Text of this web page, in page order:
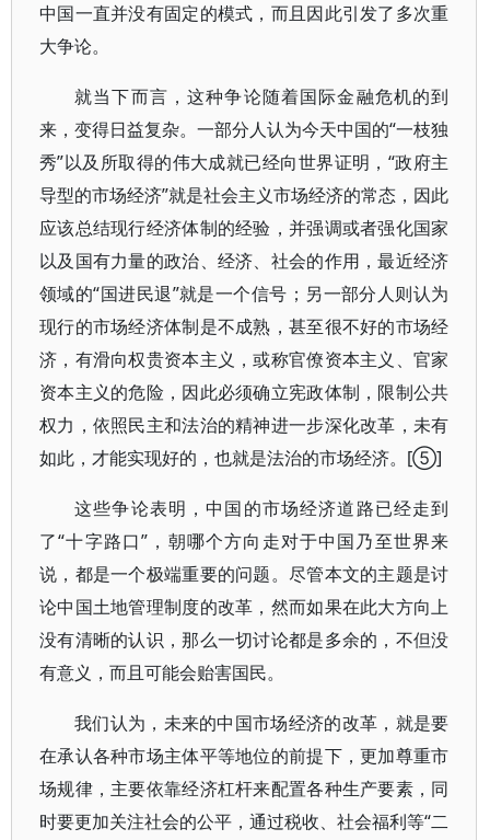
中国一直并没有固定的模式，而且因此引发了多次重
大争论。
就当下而言，这种争论随着国际金融危机的到
来，变得日益复杂。一部分人认为今天中国的“一枝独
秀”以及所取得的伟大成就已经向世界证明，“政府主
导型的市场经济”就是社会主义市场经济的常态，因此
应该总结现行经济体制的经验，并强调或者强化国家
以及国有力量的政治、经济、社会的作用，最近经济
领域的“国进民退”就是一个信号；另一部分人则认为
现行的市场经济体制是不成熟，甚至很不好的市场经
济，有滑向权贵资本主义，或称官僚资本主义、官家
资本主义的危险，因此必须确立宪政体制，限制公共
权力，依照民主和法治的精神进一步深化改革，未有
如此，才能实现好的，也就是法治的市场经济。[⑤]
这些争论表明，中国的市场经济道路已经走到
了“十字路口”，朝哪个方向走对于中国乃至世界来
说，都是一个极端重要的问题。尽管本文的主题是讨
论中国土地管理制度的改革，然而如果在此大方向上
没有清晰的认识，那么一切讨论都是多余的，不但没
有意义，而且可能会贻害国民。
我们认为，未来的中国市场经济的改革，就是要
在承认各种市场主体平等地位的前提下，更加尊重市
场规律，主要依靠经济杠杆来配置各种生产要素，同
时要更加关注社会的公平，通过税收、社会福利等“二